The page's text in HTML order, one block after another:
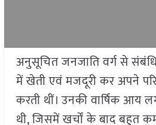
अनुसूचित जनजाति वर्ग से
में खेती एवं मजदूरी कर अपने
करती थीं। उनकी वार्षिक आय
थी, जिसमें खर्चों के बाद बहुत